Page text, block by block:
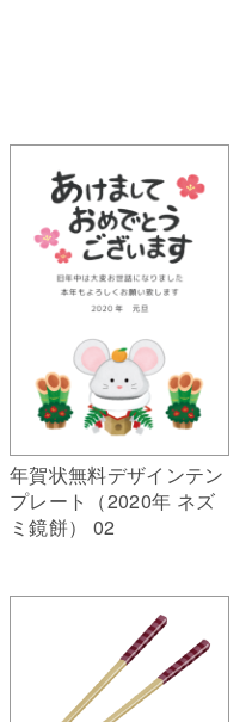
年賀状無料デザインテン
プレート（2020年 ネズ
ミ鏡餅） 02